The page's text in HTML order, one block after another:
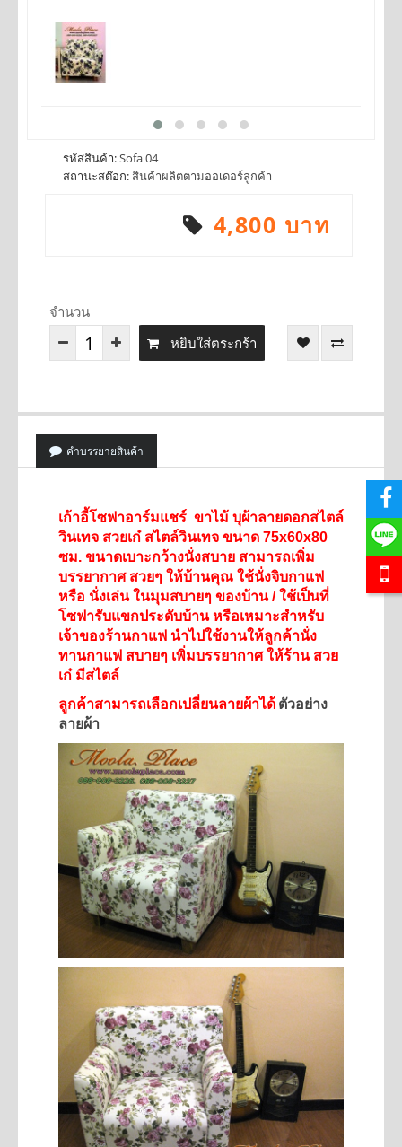
รหัสสินค้า:Sofa 04
สถานะสต๊อก: สินค้าผลิตตามออเดอร์ลูกค้า
4,800 บาท
จำนวน
หยิบใส่ตระกร้า
คำบรรยายสินค้า
เก้าอี้โซฟาอาร์มแชร์ ขาไม้ บุผ้าลายดอกสไตล์
วินเทจ สวยเก๋ สไตล์วินเทจ ขนาด 75x60x80
ซม. ขนาดเบาะกว้างนั่งสบาย สามารถเพิ่ม
บรรยากาศ สวยๆ ให้บ้านคุณ ใช้นั่งจิบกาแฟ
หรือ นั่งเล่น ในมุมสบายๆ ของบ้าน / ใช้เป็นที่
โซฟารับแขกประดับบ้าน หรือเหมาะสำหรับ
เจ้าของร้านกาแฟ นำไปใช้งานให้ลูกค้านั่ง
ทานกาแฟ สบายๆ เพิ่มบรรยากาศ ให้ร้าน สวย
เก๋ มีสไตล์
ลูกค้าสามารถเลือกเปลี่ยนลายผ้าได้ ตัวอย่าง
ลายผ้า